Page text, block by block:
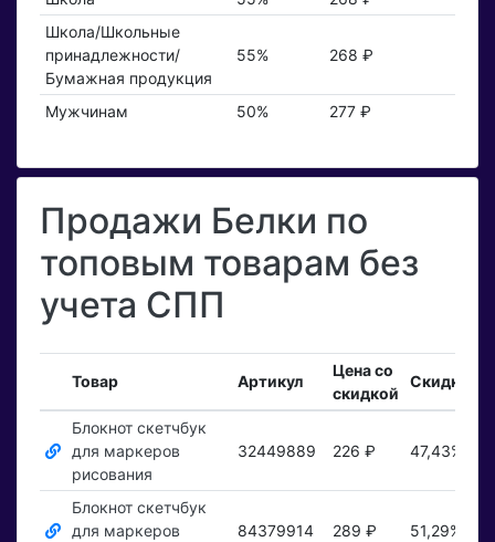
Школа/Школьные
принадлежности/
Бумажная продукция
55% 268 ₽
Мужчинам 50% 277 ₽
Продажи Белки по
топовым товарам без
учета СПП
Товар Артикул
Цена со
скидкой
Скидка
Блокнот скетчбук
для маркеров
рисования
32449889 226 ₽ 47,43%
Блокнот скетчбук
для маркеров
84379914 289 ₽ 51,29%